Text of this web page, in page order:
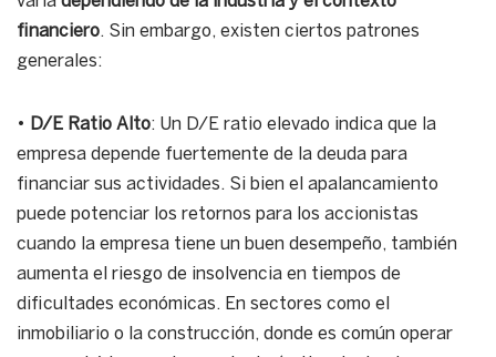
financiero. Sin embargo, existen ciertos patrones
generales:
• D/E Ratio Alto: Un D/E ratio elevado indica que la
empresa depende fuertemente de la deuda para
financiar sus actividades. Si bien el apalancamiento
puede potenciar los retornos para los accionistas
cuando la empresa tiene un buen desempeño, también
aumenta el riesgo de insolvencia en tiempos de
dificultades económicas. En sectores como el
inmobiliario o la construcción, donde es común operar